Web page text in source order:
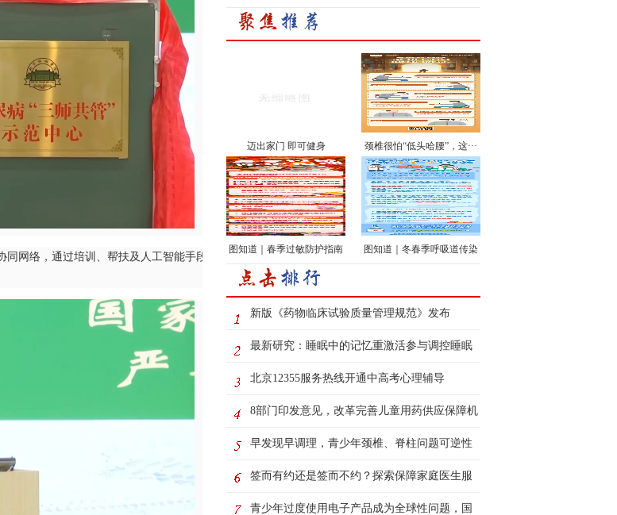
络，通过培训、帮扶及人工智能手段，将大医院的诊治、管理经验延伸到基
迈出家门 即可健身 颈椎很怕“低头哈腰”，这···
图知道｜春季过敏防护指南
图知道｜冬春季呼吸道传染
新版《药物临床试验质量管理规范》发布
最新研究：睡眠中的记忆重激活参与调控睡眠
动态
北京12355服务热线开通中高考心理辅导
8部门印发意见，改革完善儿童用药供应保障机
制 让更多孩子用上好···
早发现早调理，青少年颈椎、脊柱问题可逆性
极强
签而有约还是签而不约？探索保障家庭医生服
务新路径
青少年过度使用电子产品成为全球性问题，国